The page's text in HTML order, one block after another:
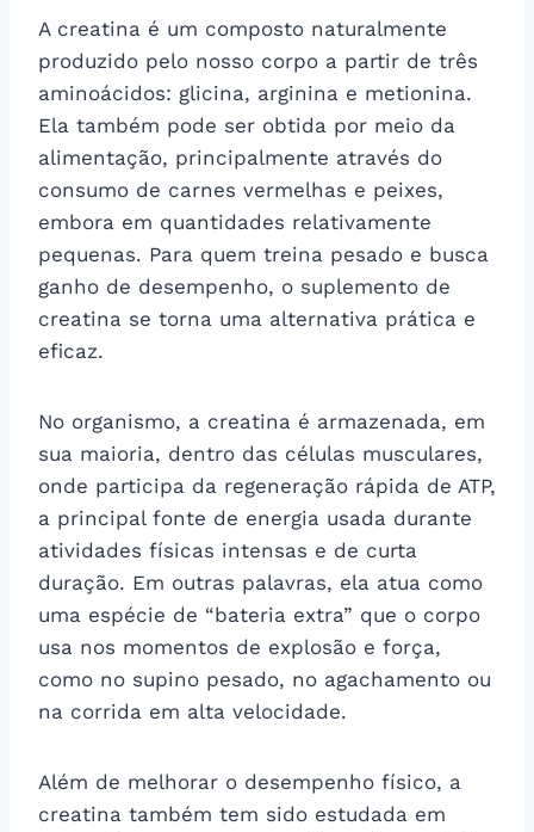
A creatina é um composto naturalmente
produzido pelo nosso corpo a partir de três
aminoácidos: glicina, arginina e metionina.
Ela também pode ser obtida por meio da
alimentação, principalmente através do
consumo de carnes vermelhas e peixes,
embora em quantidades relativamente
pequenas. Para quem treina pesado e busca
ganho de desempenho, o suplemento de
creatina se torna uma alternativa prática e
eficaz.
No organismo, a creatina é armazenada, em
sua maioria, dentro das células musculares,
onde participa da regeneração rápida de ATP,
a principal fonte de energia usada durante
atividades físicas intensas e de curta
duração. Em outras palavras, ela atua como
uma espécie de “bateria extra” que o corpo
usa nos momentos de explosão e força,
como no supino pesado, no agachamento ou
na corrida em alta velocidade.
Além de melhorar o desempenho físico, a
creatina também tem sido estudada em